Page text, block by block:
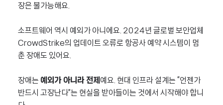
장은 불가능해요.
소프트웨어 역시 예외가 아니에요. 2024년 글로벌 보안업체
CrowdStrike의 업데이트 오류로 항공사 예약 시스템이 멈
춘 장애도 있어요.
장애는 예외가 아니라 전제 예요. 현대 인프라 설계는 “언젠가
반드시 고장난다”는 현실을 받아들이는 것에서 시작해야 합니